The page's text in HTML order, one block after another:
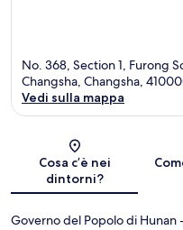
No. 368, Section 1, Furong
Changsha, Changsha,
Vedi sulla mappa
Cosa c’è nei
dintorni?
Governo del Popolo di Hunan